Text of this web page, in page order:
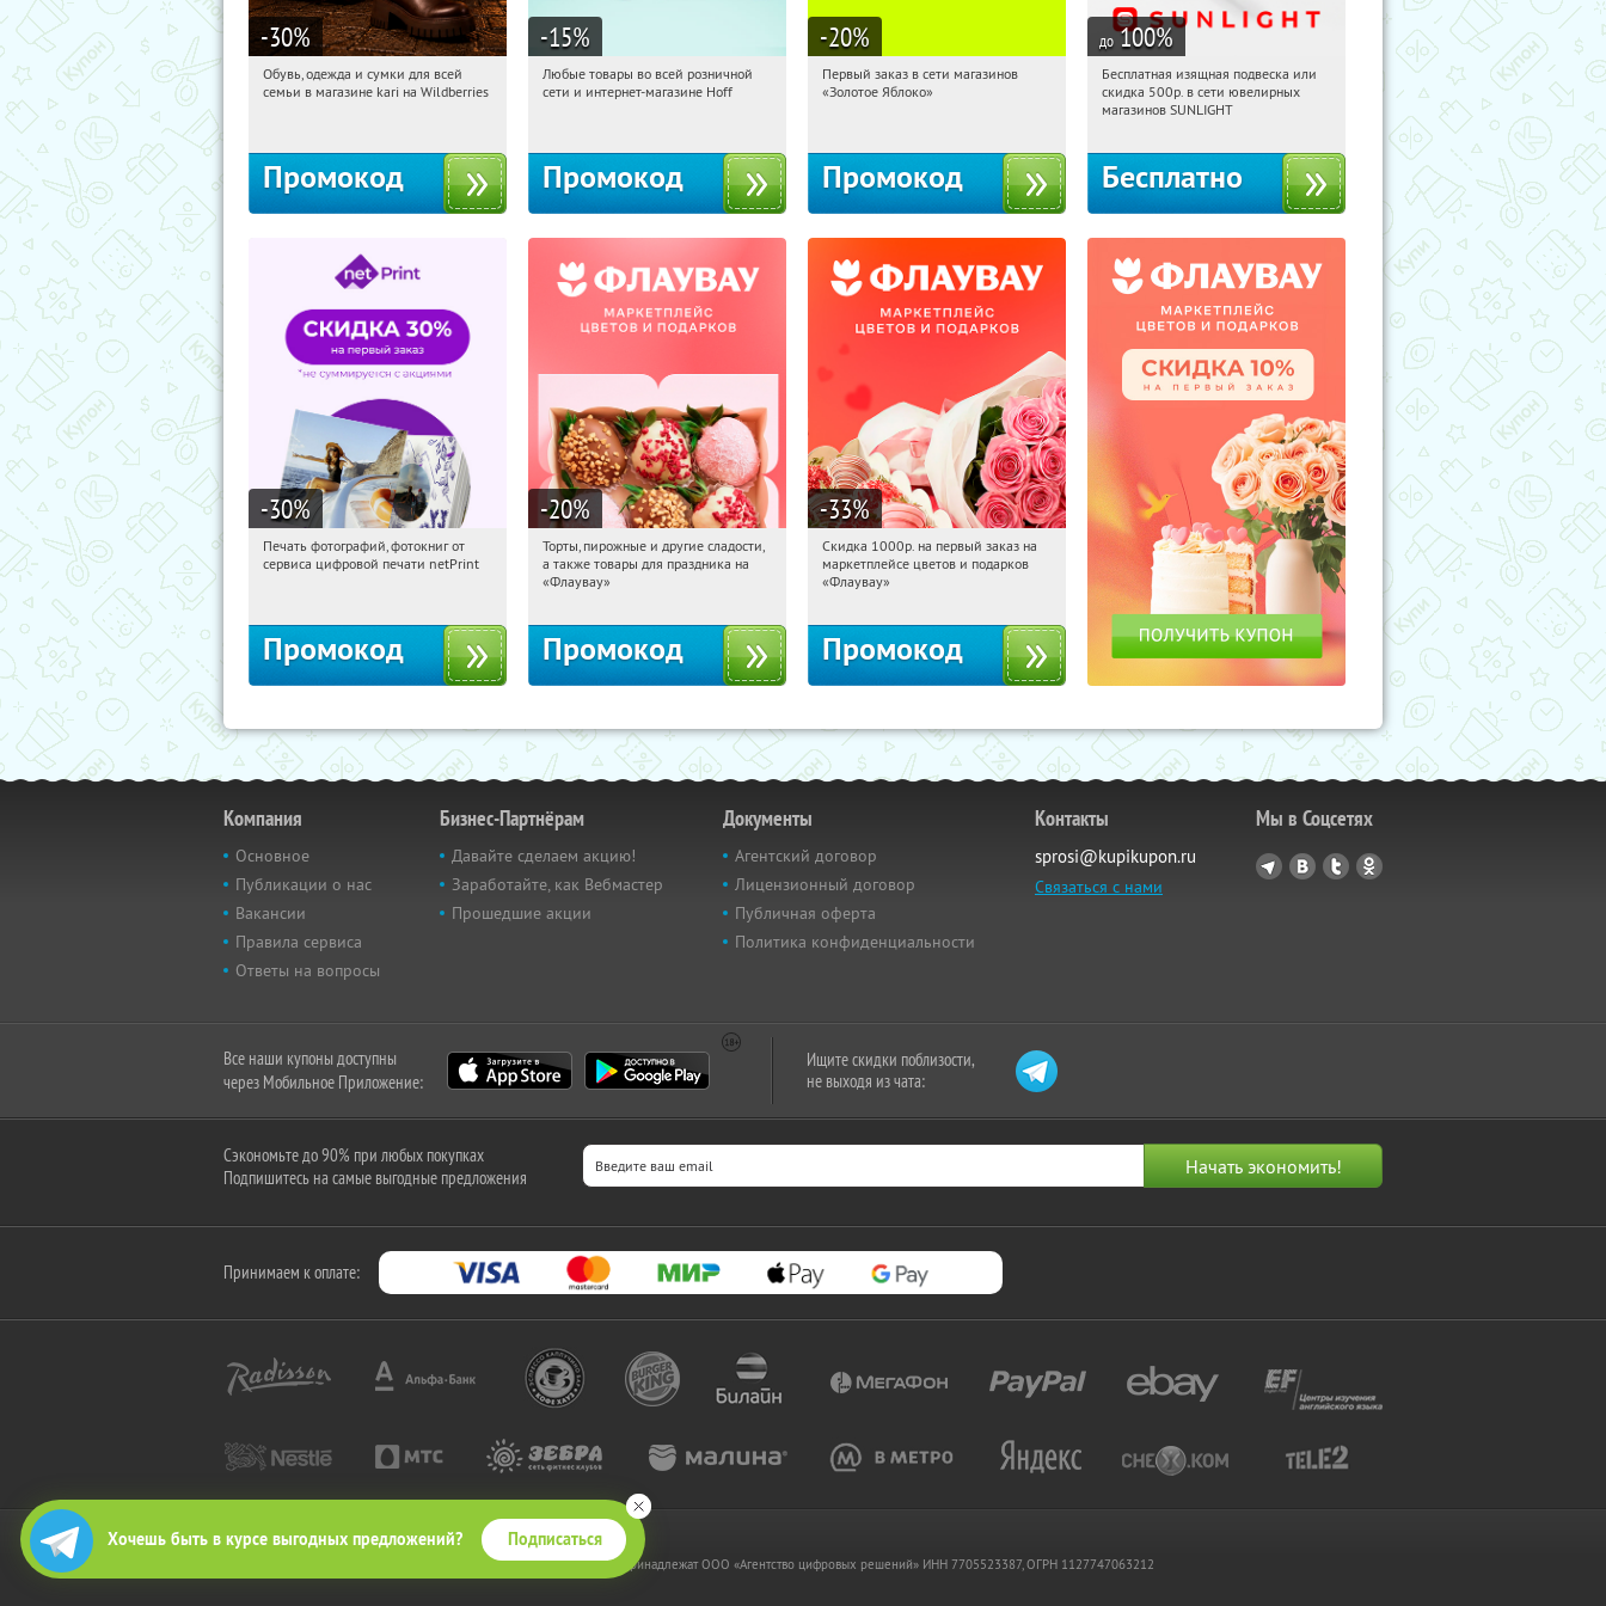
Хочешь быть в курсе выгодных предложений? Подписаться
-30%
20:36:38 Получили:
Обувь, одежда и сумки для всей
семьи в магазине kari на Wildberries
Промокод
-15%
20:36:38 Получили:
Любые товары во всей розничной
сети и интернет-магазине Hoff
Промокод
-20%
20:36:38
Получи первым!
Первый заказ в сети магазинов
«Золотое Яблоко»
Промокод
до 100%
20:36:38 Получили:
Россия
Бесплатная изящная подвеска или
скидка 500р. в сети ювелирных
магазинов SUNLIGHT
Бесплатно
-30%
20:36:38 Получили:
Печать фотографий, фотокниг от
сервиса цифровой печати netPrint
Промокод
-20%
20:36:38 Получили:
Россия
Торты, пирожные и другие сладости,
а также товары для праздника на
«Флаувау»
Промокод
-33%
20:36:38 Получили:
Россия
Скидка 1000р. на первый заказ на
маркетплейсе цветов и подарков
«Флаувау»
Промокод
Компания
Основное
Публикации о нас
Вакансии
Правила сервиса
Ответы на вопросы
Бизнес-Партнёрам
Давайте сделаем акцию!
Заработайте, как Вебмастер
Прошедшие акции
Документы
Агентский договор
Лицензионный договор
Публичная оферта
Политика конфиденциальности
Контакты
sprosi@kupikupon.ru
Связаться с нами
Мы в Соцсетях
Все наши купоны доступны
через Мобильное Приложение:
Ищите скидки поблизости,
не выходя из чата:
Сэкономьте до 90% при любых покупках
Подпишитесь на самые выгодные предложения
Принимаем к оплате:
2010-2026 © КупиКупон. Все права защищены.
Все права на товарный знак "КупиКупон" и на сайт www.kupikupon.ru принадлежат OOO «Агентство цифровых решений» ИНН 7705523387, ОГРН 1127747063212